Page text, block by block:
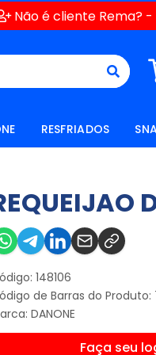
Não é cliente Rema?
RESFRIADOS
148106
de Barras do Produto:
DANONE
Faça seu